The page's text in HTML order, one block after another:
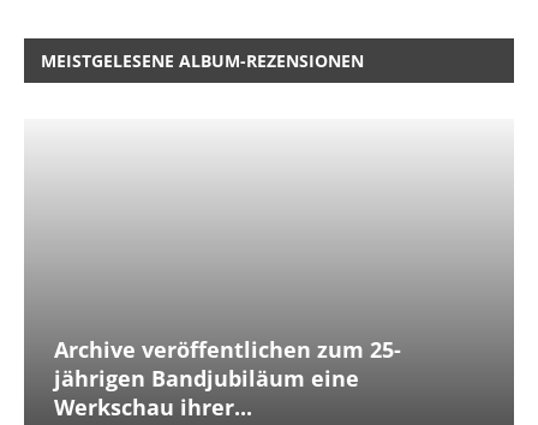
MEISTGELESENE ALBUM-REZENSIONEN
Archive veröffentlichen zum 25-
jährigen Bandjubiläum eine
Werkschau ihrer...